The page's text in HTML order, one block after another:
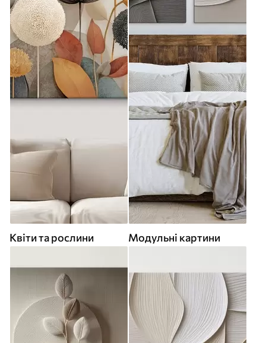
Квіти та рослини Модульні картини